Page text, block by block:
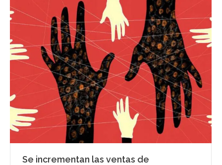
Se incrementan las ventas de